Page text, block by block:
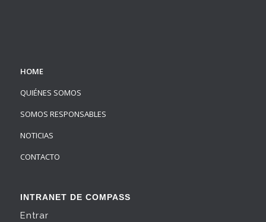
HOME
QUIÉNES SOMOS
SOMOS RESPONSABLES
NOTICIAS
CONTACTO
INTRANET DE COMPASS
Entrar